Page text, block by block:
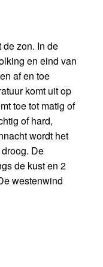
zon. In de
en eind van
af en toe
komt uit op
toe tot matig of
of hard,
wordt het
De
de kust en 2
westenwind